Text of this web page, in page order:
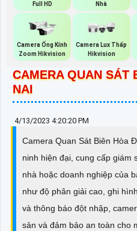
Full HD
Nhà
Camera Ống Kính
Zoom Hikvision
Camera Lux Thấp
Hikvision
CAMERA QUAN SÁT
NAI
4/13/2023 4:20:20 PM
Camera Quan Sát Biên Hòa
ninh hiện đại, cung cấp giám
nhà hoặc doanh nghiệp của
như độ phân giải cao, ghi
và thông báo đột nhập,
sản và đảm bảo an toàn cho